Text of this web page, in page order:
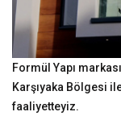
Formül Yapı
Karşıyaka Bölgesi
faaliyetteyiz.